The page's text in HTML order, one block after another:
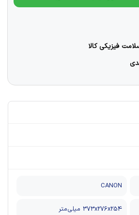
فیزیکی کالا
CANON
373x276x254 میلی‌متر